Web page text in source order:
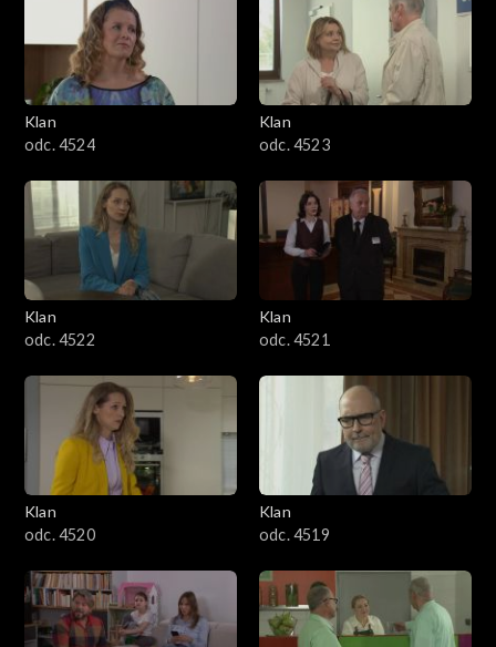
Klan
odc. 4524
Klan
odc. 4523
Klan
odc. 4522
Klan
odc. 4521
Klan
odc. 4520
Klan
odc. 4519